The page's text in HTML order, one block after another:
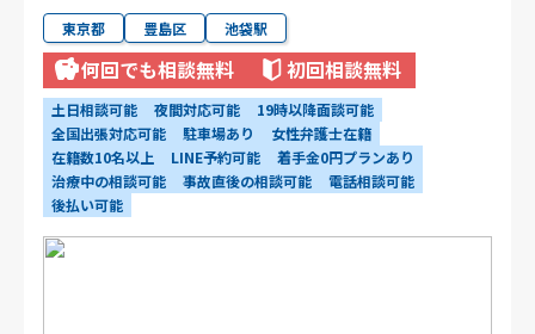
東京都 豊島区 池袋駅
何回でも相談無料 初回相談無料
土日相談可能 夜間対応可能
19時以降面談可能
全国出張対応可能
駐車場あり
女性弁護士在籍
在籍数10名以上
LINE予約可能
着手金0円プランあり
治療中の相談可能
事故直後の相談可能
電話相談可能
後払い可能